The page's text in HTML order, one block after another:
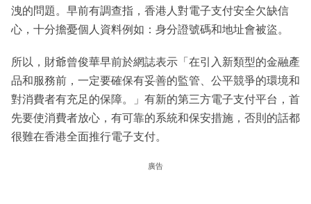
洩的問題。早前有調查指，香港人對電子支付安全欠缺信
心，十分擔憂個人資料例如：身分證號碼和地址會被盜。
所以，財爺曾俊華早前於網誌表示「在引入新類型的金融產
品和服務前，一定要確保有妥善的監管、公平競爭的環境和
對消費者有充足的保障。」有新的第三方電子支付平台，首
先要使消費者放心，有可靠的系統和保安措施，否則的話都
很難在香港全面推行電子支付。
廣告